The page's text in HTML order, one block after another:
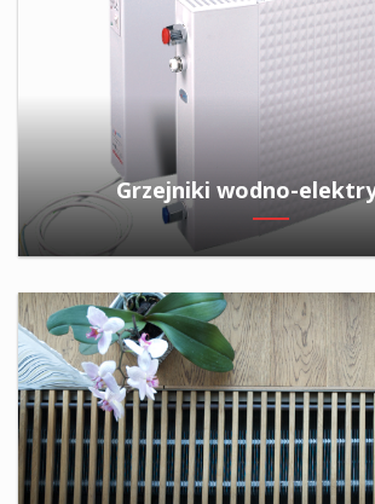
Grzejniki wodno-